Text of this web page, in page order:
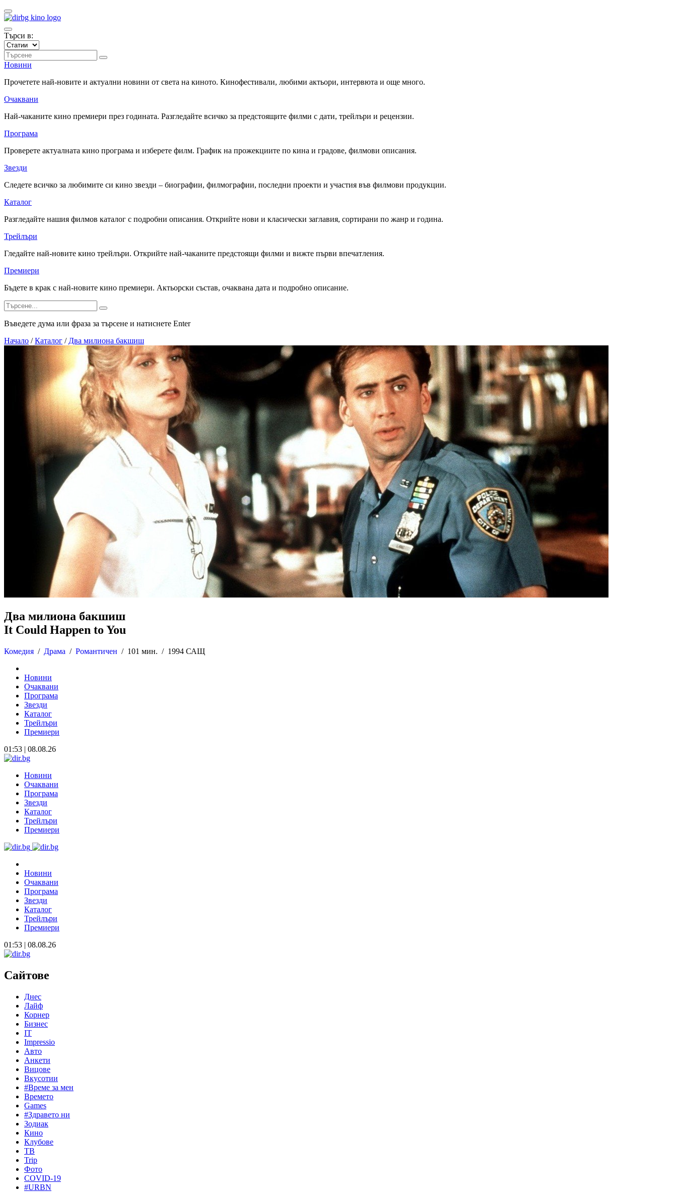
Търси в:
Новини
Прочетете най-новите и актуални новини от света на киното. Кинофестивали, любими актьори, интервюта и още много.
Очаквани
Най-чаканите кино премиери през годината. Разгледайте всичко за предстоящите филми с дати, трейлъри и рецензии.
Програма
Проверете актуалната кино програма и изберете филм. График на прожекциите по кина и градове, филмови описания.
Звезди
Следете всичко за любимите си кино звезди – биографии, филмографии, последни проекти и участия във филмови продукции.
Каталог
Разгледайте нашия филмов каталог с подробни описания. Открийте нови и класически заглавия, сортирани по жанр и година.
Трейлъри
Гледайте най-новите кино трейлъри. Открийте най-чаканите предстоящи филми и вижте първи впечатления.
Премиери
Бъдете в крак с най-новите кино премиери. Актьорски състав, очаквана дата и подробно описание.
Въведете дума или фраза за търсене и натиснете Enter
Начало / Каталог / Два милиона бакшиш
Два милиона бакшиш
It Could Happen to You
Комедия / Драма / Романтичен / 101 мин. / 1994 САЩ
Новини
Очаквани
Програма
Звезди
Каталог
Трейлъри
Премиери
01:53 | 08.08.26
Новини
Очаквани
Програма
Звезди
Каталог
Трейлъри
Премиери
Новини
Очаквани
Програма
Звезди
Каталог
Трейлъри
Премиери
01:53 | 08.08.26
Сайтове
Днес
Лайф
Корнер
Бизнес
IT
Impressio
Авто
Анкети
Вицове
Вкусотии
#Време за мен
Времето
Games
#Здравето ни
Зодиак
Кино
Клубове
ТВ
Trip
Фото
COVID-19
#URBN